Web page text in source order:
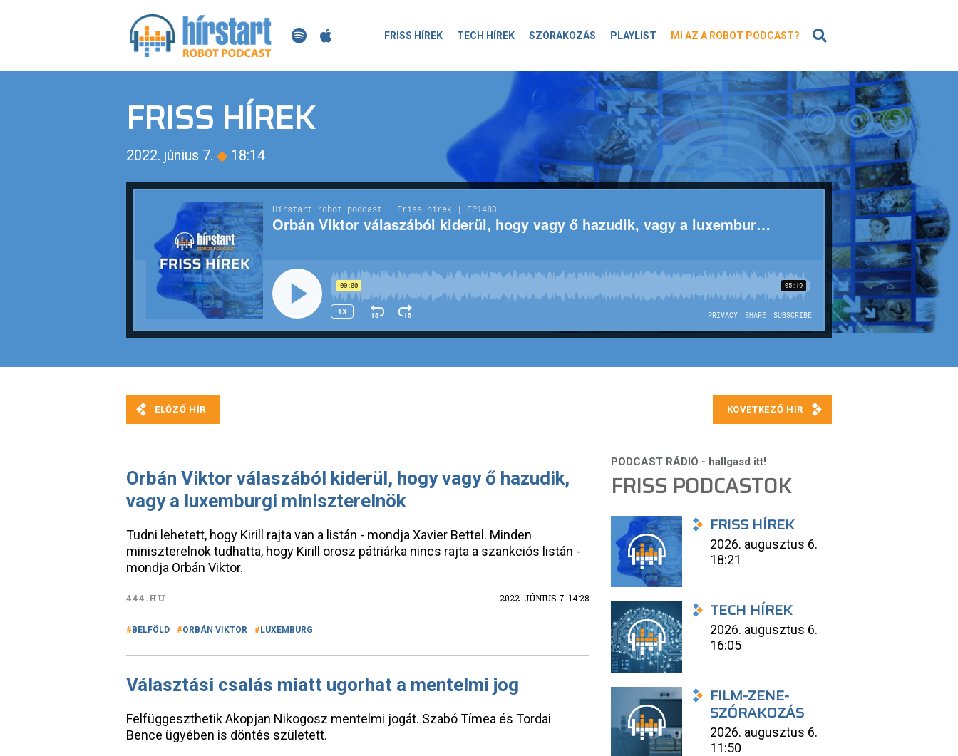
FRISS HÍREK TECH HÍREK SZÓRAKOZÁS PLAYLIST MI AZ A ROBOT PODCAST?
FRISS HÍREK
2022. június 7. ◆ 18:14
Orbán Viktor válaszából kiderül, hogy vagy ő hazudik,
vagy a luxemburgi miniszterelnök
Tudni lehetett, hogy Kirill rajta van a listán - mondja Xavier Bettel. Minden
miniszterelnök tudhatta, hogy Kirill orosz pátriárka nincs rajta a szankciós listán -
mondja Orbán Viktor.
444.HU 2022. JÚNIUS 7. 14:28
BELFÖLD ORBÁN VIKTOR LUXEMBURG
Választási csalás miatt ugorhat a mentelmi jog
Felfüggeszthetik Akopjan Nikogosz mentelmi jogát. Szabó Tímea és Tordai
Bence ügyében is döntés született.
FRISS PODCASTOK
FRISS HÍREK
2026. augusztus 6.
18:21
TECH HÍREK
2026. augusztus 6.
16:05
FILM-ZENE-
SZÓRAKOZÁS
2026. augusztus 6.
11:50